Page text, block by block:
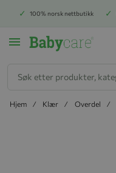
100% norsk nettbutikk
Hjem Klær Overdel